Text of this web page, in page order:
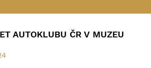
AUTOKLUBU ČR V MUZEU